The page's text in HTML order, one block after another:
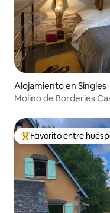
Alojamiento en Singles
Molino de Borderies
Favorito entre
Favorito entre